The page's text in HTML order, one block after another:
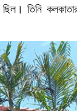
ছিল। তিনি